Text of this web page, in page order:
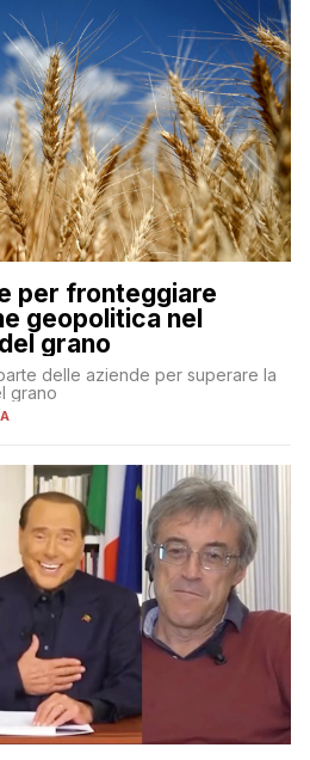
per fronteggiare
geopolitica nel
grano
delle aziende per superare la
grano